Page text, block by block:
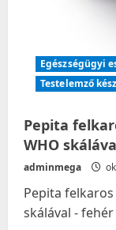
Egészségügyi
Testelemző
Pepita
WHO
adminmega
Pepita
skálával - fehér